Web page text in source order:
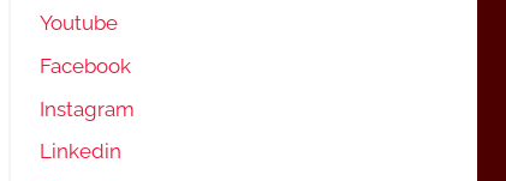
Youtube
Facebook
Instagram
Linkedin